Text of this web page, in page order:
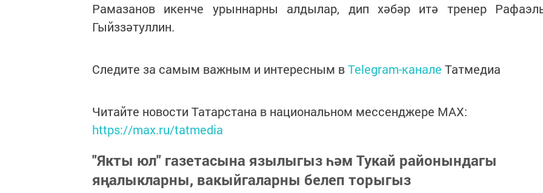
Рамазанов икенче урыннарны алдылар, дип хәбәр итә тренер
Гыйззәтуллин.
Следите за самым важным и интересным вTelegram-канале Татмедиа
Читайте новости Татарстана в национальном мессенджере MАХ:
https://max.ru/tatmedia
"Якты юл" газетасына язылыгыз һәм Тукай районындагы
яңалыкларны, вакыйгаларны белеп торыгыз